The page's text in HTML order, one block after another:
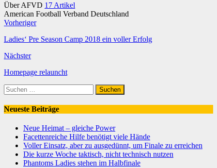
Über AFVD 17 Artikel
American Football Verband Deutschland
Webseite
Facebook
Twitter
YouTube
Vorheriger
Ladies‘ Pre Season Camp 2018 ein voller Erfolg
Nächster
Homepage relauncht
Suchen
nach:
Neueste Beiträge
Neue Heimat – gleiche Power
Facettenreiche Hilfe benötigt viele Hände
Voller Einsatz, aber zu ausgedünnt, um Finale zu erreichen
Die kurze Woche taktisch, nicht technisch nutzen
Phantoms Ladies stehen im Halbfinale